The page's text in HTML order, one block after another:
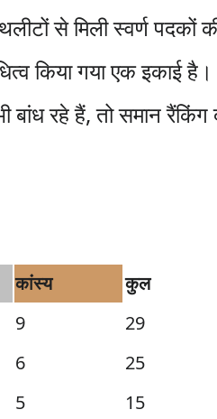
से मिली स्वर्ण
किया गया एक
बांध रहे हैं, तो समान
कांस्य
कुल
9
29
6
25
5
15